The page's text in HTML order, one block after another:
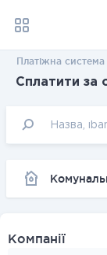
Платіжна
Сплатити за
Компанії